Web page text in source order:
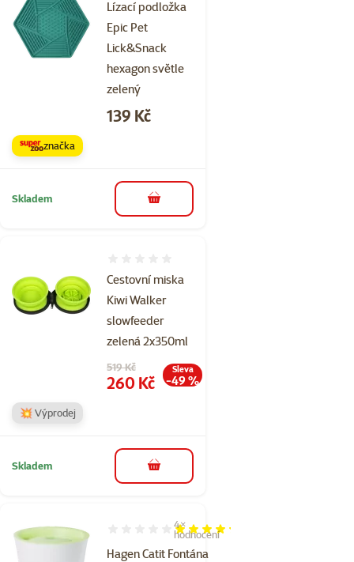
Lízací podložka
Epic Pet
Lick&Snack
hexagon světle
zelený
Cena
139 Kč
značka
Skladem do košíku
Cestovní miska
Kiwi Walker
slowfeeder
zelená 2x350ml
Původní cena
519 Kč
Cena
260 Kč
Sleva
-49 %
💥 Výprodej
Skladem do košíku
Hagen Catit Fontána
Hodnocení 85%, počet hodnocení: 4
4×
hodnocení